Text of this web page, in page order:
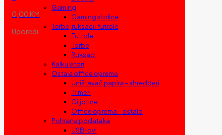
0,00 KM
Uporedi
Gaming
Gaming stolice
Torbe, ruksaci i futrole
Futrole
Torbe
Ruksaci
Kalkulatori
Ostala office oprema
Uništavač papira – shredderi
Trimeri
Giljotine
Office oprema – ostalo
Pohrana podataka
USB-ovi